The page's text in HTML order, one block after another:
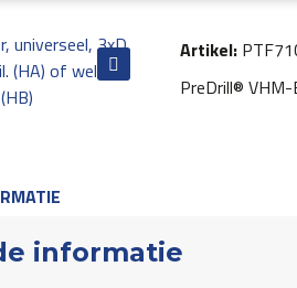
Artikel:
PreDrill®
informatie